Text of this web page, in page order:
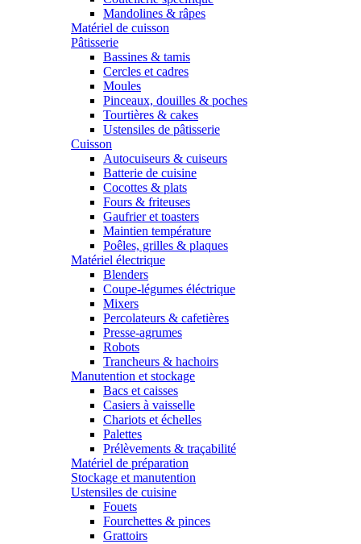
Mandolines & râpes
Matériel de cuisson
Pâtisserie
Bassines & tamis
Cercles et cadres
Moules
Pinceaux, douilles & poches
Tourtières & cakes
Ustensiles de pâtisserie
Cuisson
Autocuiseurs & cuiseurs
Batterie de cuisine
Cocottes & plats
Fours & friteuses
Gaufrier et toasters
Maintien température
Poêles, grilles & plaques
Matériel électrique
Blenders
Coupe-légumes éléctrique
Mixers
Percolateurs & cafetières
Presse-agrumes
Robots
Trancheurs & hachoirs
Manutention et stockage
Bacs et caisses
Casiers à vaisselle
Chariots et échelles
Palettes
Prélèvements & traçabilité
Matériel de préparation
Stockage et manutention
Ustensiles de cuisine
Fouets
Fourchettes & pinces
Grattoirs